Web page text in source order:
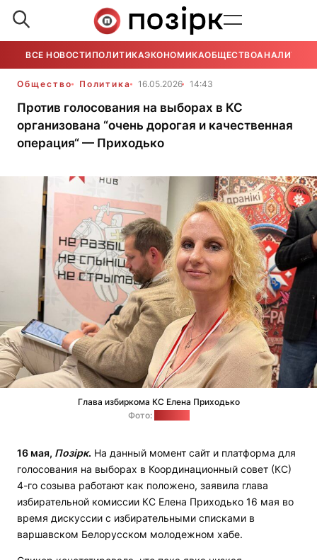
ВСЕ НОВОСТИ ПОЛИТИКАЭКОНОМИКАОБЩЕСТВОАНАЛИТИКА
Общество Политика 16.05.2026 14:43
Против голосования на выборах в КС
организована “очень дорогая и качественная
операция“ — Приходько
Глава избиркома КС Елена Приходько
Фото:
16 мая, Позірк. На данный момент сайт и платформа для
голосования на выборах в Координационный совет (КС)
4-го созыва работают как положено, заявила глава
избирательной комиссии КС Елена Приходько 16 мая во
время дискуссии с избирательными списками в
варшавском Белорусском молодежном хабе.